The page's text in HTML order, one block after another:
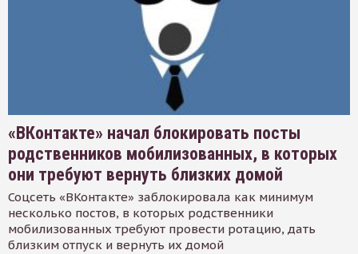
«ВКонтакте» начал блокировать посты
родственников мобилизованных, в которых
они требуют вернуть близких домой
Соцсеть «ВКонтакте» заблокировала как минимум
несколько постов, в которых родственники
мобилизованных требуют провести ротацию, дать
близким отпуск и вернуть их домой